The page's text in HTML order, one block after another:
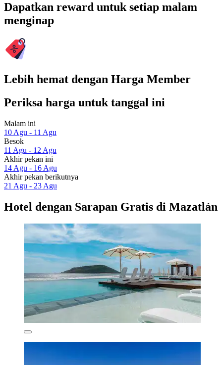
Dapatkan reward untuk setiap malam
menginap
Lebih hemat dengan Harga Member
Periksa harga untuk tanggal ini
Malam ini
10 Agu - 11 Agu
Besok
11 Agu - 12 Agu
Akhir pekan ini
14 Agu - 16 Agu
Akhir pekan berikutnya
21 Agu - 23 Agu
Hotel dengan Sarapan Gratis di Mazatlán